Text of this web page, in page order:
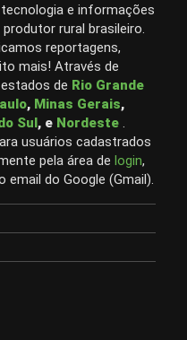
e informações
rural brasileiro.
reportagens,
mais! Através de
de Rio Grande
, Minas Gerais,
Sul, e Nordeste .
usuários cadastrados
pela área de login,
do Google (Gmail).